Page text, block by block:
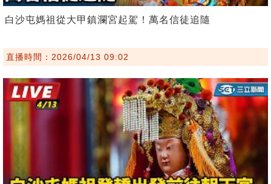
白沙屯媽祖從大甲鎮瀾宮起駕！萬名信徒追隨
直播時間：2026/04/13 09:02